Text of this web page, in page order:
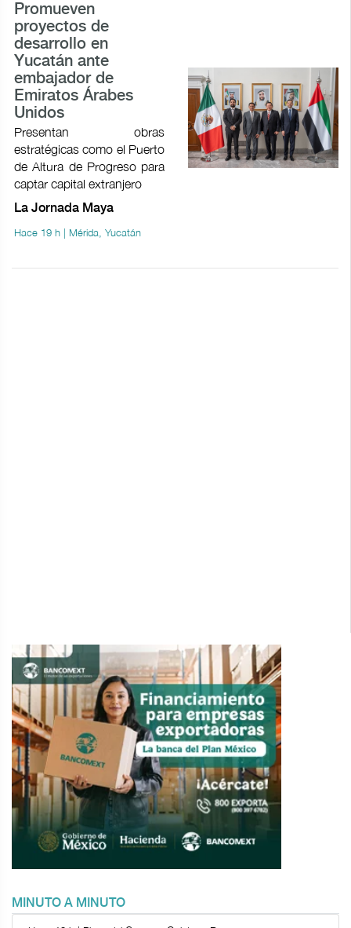
Promueven
proyectos de
desarrollo en
Yucatán ante
embajador de
Emiratos Árabes
Unidos
Presentan obras
estratégicas como el Puerto
de Altura de Progreso para
captar capital extranjero
La Jornada Maya
Hace 19 h | Mérida, Yucatán
MINUTO A MINUTO